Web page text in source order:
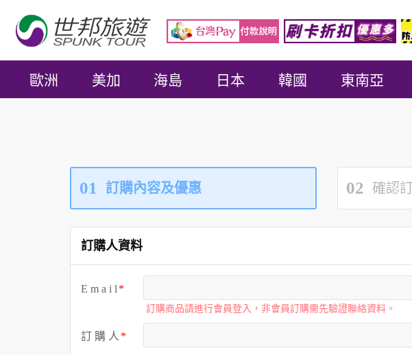
歐洲 美加 海島 日本 韓國 東南亞
01 訂購內容及優惠 02 確認
訂購人資料
E m a i l
訂購商品請進行會員登入，非會員訂購需先驗證聯絡資料。
訂 購 人